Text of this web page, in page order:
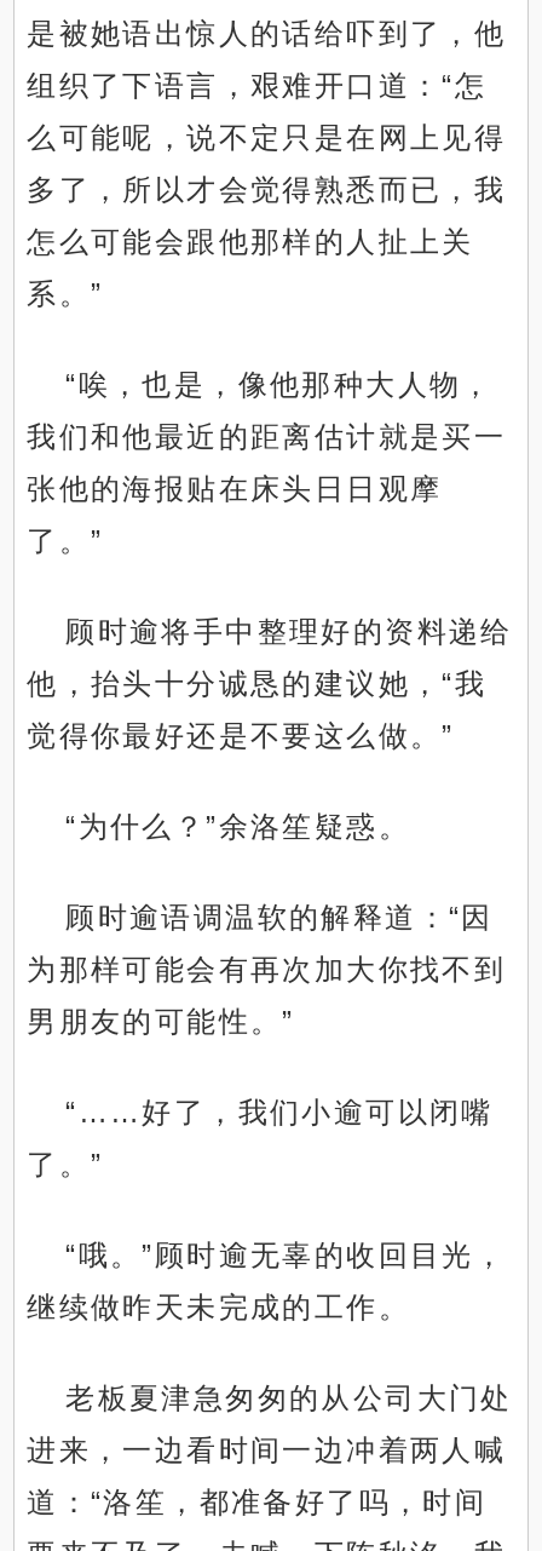
是被她语出惊人的话给吓到了，他
组织了下语言，艰难开口道：“怎
么可能呢，说不定只是在网上见得
多了，所以才会觉得熟悉而已，我
怎么可能会跟他那样的人扯上关
系。”
“唉，也是，像他那种大人物，
我们和他最近的距离估计就是买一
张他的海报贴在床头日日观摩
了。”
顾时逾将手中整理好的资料递给
他，抬头十分诚恳的建议她，“我
觉得你最好还是不要这么做。”
“为什么？”余洛笙疑惑。
顾时逾语调温软的解释道：“因
为那样可能会有再次加大你找不到
男朋友的可能性。”
“……好了，我们小逾可以闭嘴
了。”
“哦。”顾时逾无辜的收回目光，
继续做昨天未完成的工作。
老板夏津急匆匆的从公司大门处
进来，一边看时间一边冲着两人喊
道：“洛笙，都准备好了吗，时间